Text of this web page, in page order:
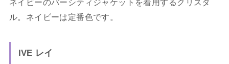
ネイビーのバーシティジャケットを着用するクリスタ
ル。ネイビーは定番色です。
IVE レイ